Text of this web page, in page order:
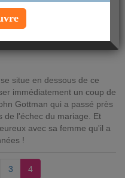
a permis d'établir que les
se respectent mutuellement
qu'ils sont en train
un jour leurs noces
situe en dessous de ce
immédiatement un coup de
Gottman qui a passé près
de l'échec du mariage. Et
avec sa femme qu'il a
!
3 4